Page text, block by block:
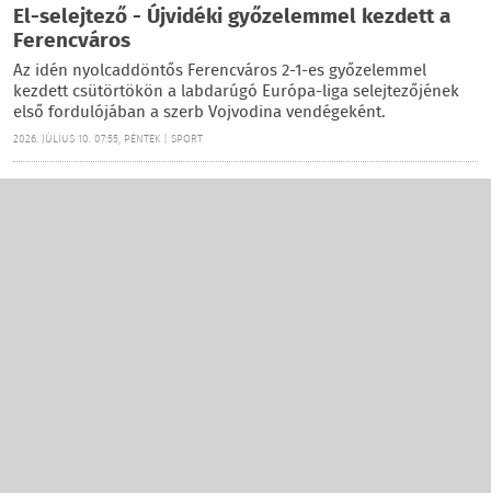
El-selejtező - Újvidéki győzelemmel kezdett a
Ferencváros
Az idén nyolcaddöntős Ferencváros 2-1-es győzelemmel
kezdett csütörtökön a labdarúgó Európa-liga selejtezőjének
első fordulójában a szerb Vojvodina vendégeként.
2026. JÚLIUS 10. 07:55, PÉNTEK | SPORT